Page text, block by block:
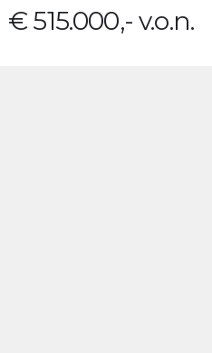
€ 515.000,- v.o.n.